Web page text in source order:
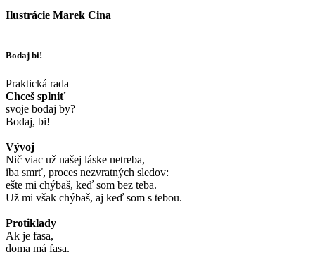
Ilustrácie Marek Cina
Bodaj bi!
Praktická rada
Chceš splniť
svoje bodaj by?
Bodaj, bi!
Vývoj
Nič viac už našej láske netreba,
iba smrť, proces nezvratných sledov:
ešte mi chýbaš, keď som bez teba.
Už mi však chýbaš, aj keď som s tebou.
Protiklady
Ak je fasa,
doma má fasa.